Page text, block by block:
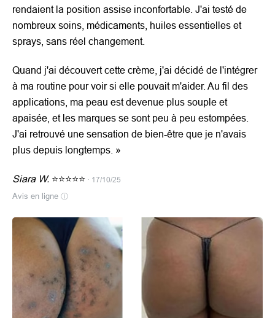
rendaient la position assise inconfortable. J'ai testé de
nombreux soins, médicaments, huiles essentielles et
sprays, sans réel changement.
Quand j'ai découvert cette crème, j'ai décidé de l'intégrer
à ma routine pour voir si elle pouvait m'aider. Au fil des
applications, ma peau est devenue plus souple et
apaisée, et les marques se sont peu à peu estompées.
J'ai retrouvé une sensation de bien-être que je n'avais
plus depuis longtemps. »
Siara W. ⭐⭐⭐⭐⭐ · 17/10/25
Avis en ligne ⓘ